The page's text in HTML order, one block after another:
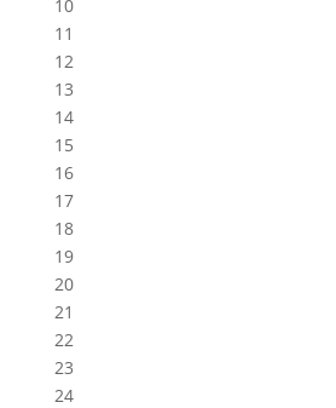
10
11
12
13
14
15
16
17
18
19
20
21
22
23
24